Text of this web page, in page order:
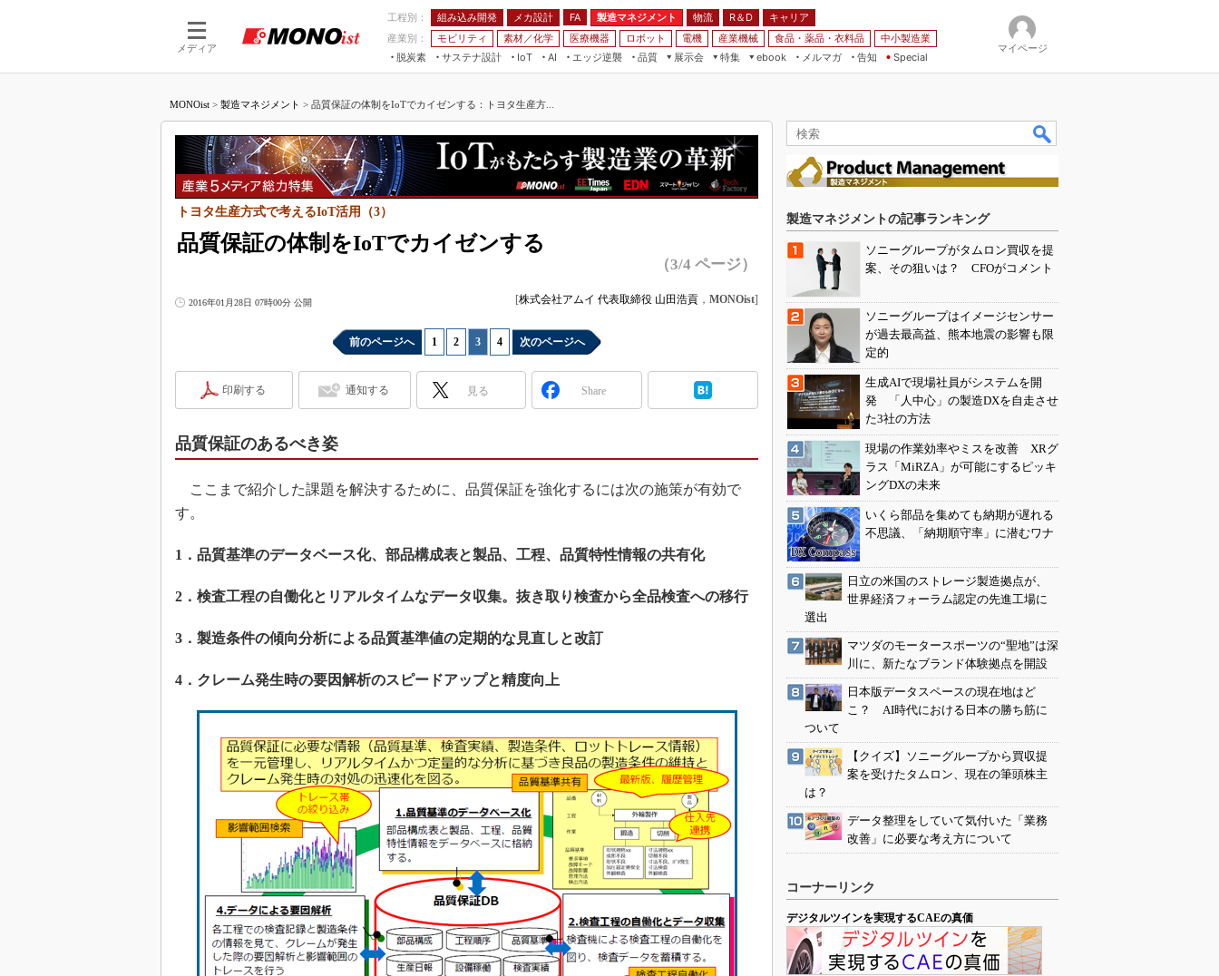
メディア
工程別： 組み込み開発 メカ設計 FA 製造マネジメント 物流 R＆D
キャリア
産業別：
モビリティ 素材／化学 医療機器 ロボット 電機 産業機械 食品・薬品・衣料品
中小製造業
脱炭素
サステナ設計
IoT
つながる工場
つながるサービス
AI
AI×設備保全
Physical AI
エッジ逆襲 品質
展示会
JIMTOF
組込み/エッジ コンピューティング
展＆IoT/5Gソリューション展
IIFES
国際ロボット展
TECHNO-FRONTIER
EdgeTech+
日本ものづくりワールド
AUTOMOTIVE WORLD
特集
つながるクルマ
5G
VR／AR
フィールドサービス
組み込み画像技術
Windows Embedded
車載ソフト開発
ISO26262
無償設計ツール
3Dプリンタ
インダストリー4.0
製造業ビッグデータ
知財マネジメント
新型コロナへの対応
ebook
製造マネジメント
FA
モビリティ
メルマガ
告知 Special
マイページ
MONOist > 製造マネジメント > 品質保証の体制をIoTでカイゼンする：トヨタ生産方...
品質保証の体制をIoTでカイゼンする
トヨタ生産方式で考えるIoT活用（3）
（3/4 ページ）
2016年01月28日 07時00分 公開 [株式会社アムイ 代表取締役 山田浩貢 ， MONOist]
前のページへ 1 2 3 4 次のページへ
印刷する 通知する 見る Share
品質保証のあるべき姿
ここまで紹介した課題を解決するために、品質保証を強化するには次の施策が有効で
す。
1．品質基準のデータベース化、部品構成表と製品、工程、品質特性情報の共有化
2．検査工程の自働化とリアルタイムなデータ収集。抜き取り検査から全品検査への移行
3．製造条件の傾向分析による品質基準値の定期的な見直しと改訂
4．クレーム発生時の要因解析のスピードアップと精度向上
製造マネジメントの記事ランキング
ソニーグループがタムロン買収を提
案、その狙いは？ CFOがコメント
ソニーグループはイメージセンサー
が過去最高益、熊本地震の影響も限
定的
生成AIで現場社員がシステムを開
発 「人中心」の製造DXを自走させ
た3社の方法
現場の作業効率やミスを改善 XRグ
ラス「MiRZA」が可能にするピッキ
ングDXの未来
いくら部品を集めても納期が遅れる
不思議、「納期順守率」に潜むワナ
日立の米国のストレージ製造拠点が、
世界経済フォーラム認定の先進工場に
選出
マツダのモータースポーツの“聖地”は深
川に、新たなブランド体験拠点を開設
日本版データスペースの現在地はど
こ？ AI時代における日本の勝ち筋に
ついて
【クイズ】ソニーグループから買収提
案を受けたタムロン、現在の筆頭株主
は？
データ整理をしていて気付いた「業務
改善」に必要な考え方について
コーナーリンク
デジタルツインを実現するCAEの真価